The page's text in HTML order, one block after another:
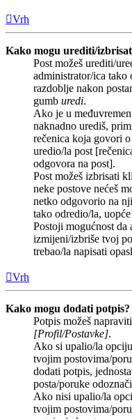
Vrh
Kako mogu urediti/
Post možeš urediti/
administrator/ica tako
razdoblje nakon
gumb uredi.
Ako je u
naknadno urediš,
rečenica koja govori
uredio/la post
odgovora na post].
Post možeš izbrisati
neke postove nećeš
netko odgovorio na
tako odredio/la,
Postoji mogućnost da
izmijeni/izbriše tvoj
trebao/la napisati
Vrh
Kako mogu dodati potpis?
Potpis možeš
[Profil/Postavke].
Ako si upalio/la
tvojim postovima/
dodati potpis,
posta/poruke
Ako nisi upalio/la
tvojim postovima/